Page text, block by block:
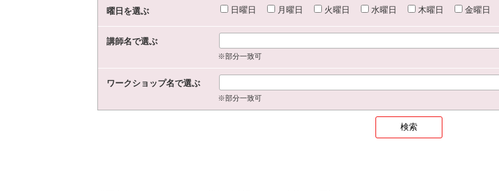
曜日を選ぶ 日曜日 月曜日 火曜日 水曜日 木曜日 金曜日
講師名で選ぶ
※部分一致可
ワークショップ名で選ぶ
※部分一致可